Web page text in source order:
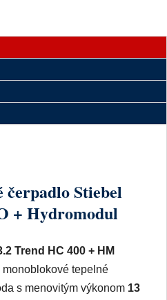
čerpadlo Stiebel
+ Hydromodul
Trend HC 400 + HM
tepelné
s menovitým výkonom 13